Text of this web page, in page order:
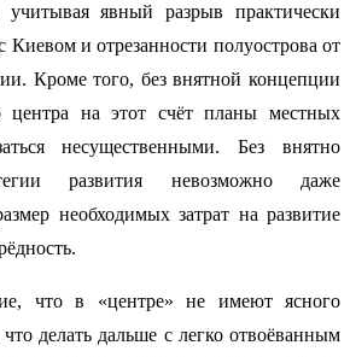
учитывая явный разрыв практически
Киевом и отрезанности полуострова от
Кроме того, без внятной концепции
центра на этот счёт планы местных
несущественными. Без внятно
развития невозможно даже
необходимых затрат на развитие
что в «центре» не имеют ясного
делать дальше с легко отвоёванным